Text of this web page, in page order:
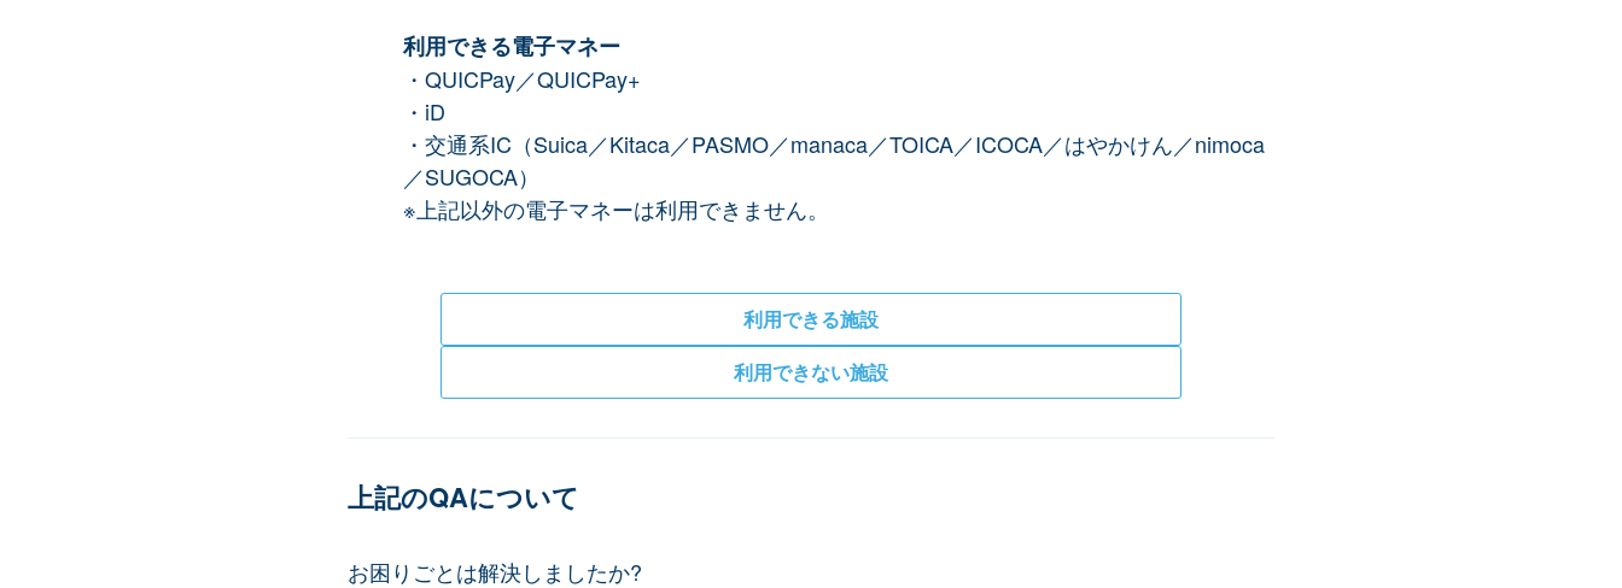
利用できる電子マネー
・QUICPay／QUICPay+
・iD
・交通系IC（Suica／Kitaca／PASMO／manaca／TOICA／ICOCA／はやかけん／nimoca
／SUGOCA）
※上記以外の電子マネーは利用できません。
利用できる施設
利用できない施設
上記のQAについて
お困りごとは解決しましたか?